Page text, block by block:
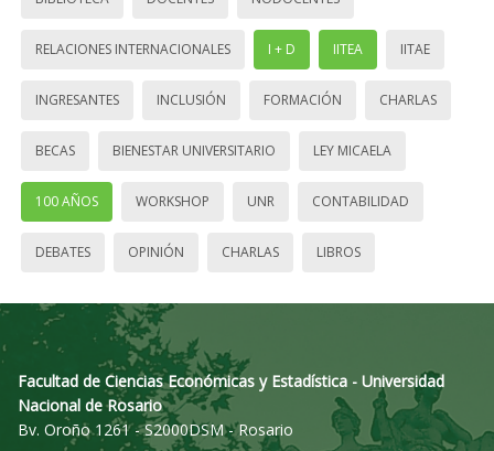
RELACIONES INTERNACIONALES I + D IITEA IITAE
INGRESANTES INCLUSIÓN FORMACIÓN CHARLAS
BECAS BIENESTAR UNIVERSITARIO LEY MICAELA
100 AÑOS WORKSHOP UNR CONTABILIDAD
DEBATES OPINIÓN CHARLAS LIBROS
Facultad de Ciencias Económicas y Estadística - Universidad
Nacional de Rosario
Bv. Oroño 1261 - S2000DSM - Rosario